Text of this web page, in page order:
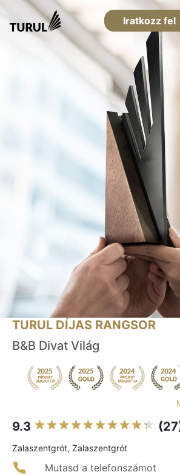
Iratkozz fel
TURUL DÍJAS RANGSOR
B&B Divat Világ
9.3
Zalaszentgrót, Zalaszentgrót
Mutasd a telefonszámot